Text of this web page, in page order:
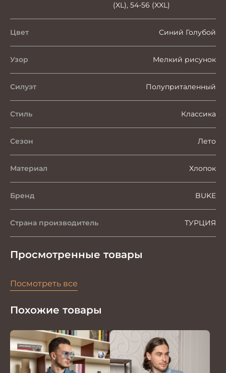
(XL), 54-56 (XXL)
Цвет Синий Голубой
Узор Мелкий рисунок
Силуэт Полуприталенный
Стиль Классика
Сезон Лето
Материал Хлопок
Бренд BUKE
Страна производитель ТУРЦИЯ
Просмотренные товары
Посмотреть все
Похожие товары